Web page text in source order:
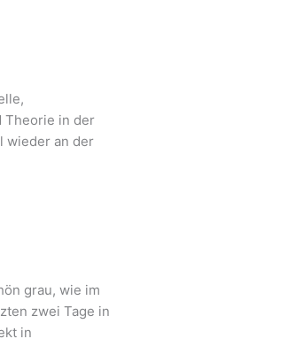
Theorie in der
wieder an der
grau, wie im
zwei Tage in
in